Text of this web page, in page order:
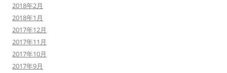
2018年2月
2018年1月
2017年12月
2017年11月
2017年10月
2017年9月